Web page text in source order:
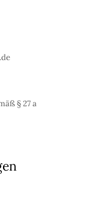
§ 27 a